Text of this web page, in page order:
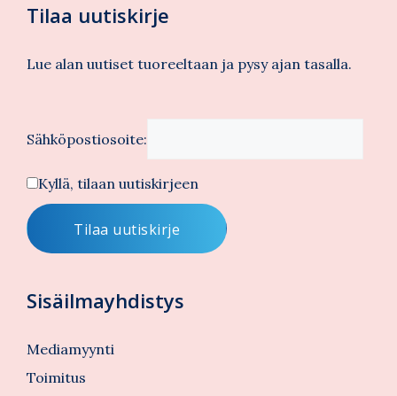
Tilaa uutiskirje
Lue alan uutiset tuoreeltaan ja pysy ajan tasalla.
Sähköpostiosoite:
Kyllä, tilaan uutiskirjeen
Sisäilmayhdistys
Mediamyynti
Toimitus